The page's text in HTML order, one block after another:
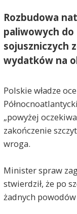
Rozbudowa
paliwowych
sojuszniczych
wydatków na
Polskie władze
„powyżej
zakończenie
wroga.
Minister spraw
stwierdził, że po
żadnych